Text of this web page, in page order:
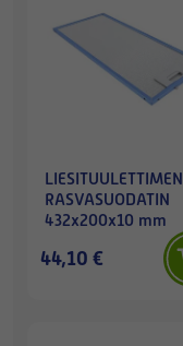
LIESITUULETTIMEN
RASVASUODATIN
432x200x10 mm
44,10 €